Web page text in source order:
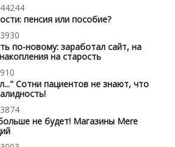
44244
пенсия или пособие?
3930
по-новому: заработал сайт, на
на старость
Сотни пациентов не знают, что
3874
не будет! Магазины Mere